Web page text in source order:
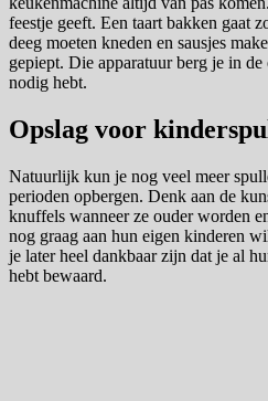
feestje geeft. Een taart bakken gaat
deeg moeten kneden en sausjes
gepiept. Die apparatuur berg je in
nodig hebt.
Opslag voor
Natuurlijk kun je nog veel meer
perioden opbergen. Denk aan de
knuffels wanneer ze ouder worden
nog graag aan hun eigen kinderen
je later heel dankbaar zijn dat je al
hebt bewaard.